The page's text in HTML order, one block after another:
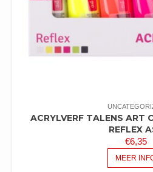
ACRYLVERF TALENS ART
REFLEX
€6,35
MEER